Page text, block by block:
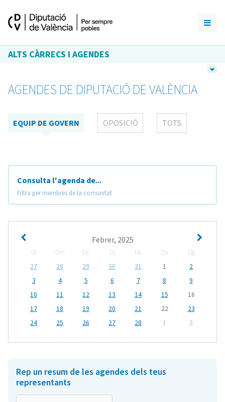
ALTS CÀRRECS I AGENDES
AGENDES DE DIPUTACIÓ DE VALÈNCIA
EQUIP DE GOVERN OPOSICIÓ TOTS
Consulta l'agenda de...
Filtra per membres de la comunitat
Febrer, 2025
Dl Dm Dc Dj Dv Ds
Dg
27
28 29 30 31 1
2
3
4 5 6 7 8
9
10
11 12 13 14 15
16
17
18 19 20 21 22
23
24
25 26 27 28 1 2
Rep un resum de les agendes dels teus
representants